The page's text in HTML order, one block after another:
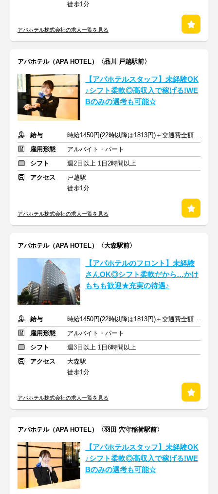
徒歩1分
アパホテル株式会社の求人一覧を見る
アパホテル（APA HOTEL）〈品川 戸越駅前〉
【アパホテルスタッフ】未経験OK
♪シフト柔軟◎高収入で稼げる!WE
Bのみの選考も可能☆
給与
時給1450円(22時以降は1813円)＋交通費全額支給
雇用形態
アルバイト・パート
シフト
週2日以上 1日2時間以上
アクセス
戸越駅
徒歩1分
アパホテル株式会社の求人一覧を見る
アパホテル（APA HOTEL）〈大森駅前〉
【アパホテルのフロント】未経験
さんOK◎シフト柔軟だから…かけ
もちも歓迎★充実の待遇♪
給与
時給1450円(22時以降は1813円)＋交通費全額支給
雇用形態
アルバイト・パート
シフト
週3日以上 1日6時間以上
アクセス
大森駅
徒歩1分
アパホテル株式会社の求人一覧を見る
アパホテル（APA HOTEL）〈羽田 穴守稲荷駅前〉
【アパホテルスタッフ】未経験OK
♪シフト柔軟◎高収入で稼げる!WE
Bのみの選考も可能☆